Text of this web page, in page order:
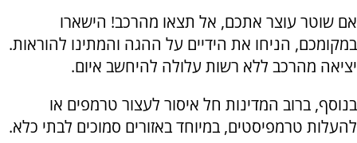
אם שוטר עוצר אתכם, אל תצאו מהרכב! הישארו
במקומכם, הניחו את הידיים על ההגה והמתינו להוראות.
יציאה מהרכב ללא רשות עלולה להיחשב איום.
בנוסף, ברוב המדינות חל איסור לעצור טרמפים או
להעלות טרמפיסטים, במיוחד באזורים סמוכים לבתי כלא.